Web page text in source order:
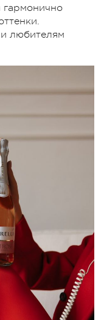
гармонично
любителям